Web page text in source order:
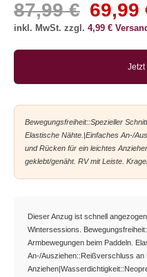
87,99 € 69,99
inkl. MwSt. zzgl. 4,99 €
Jetzt
Bewegungsfreiheit::Spezieller
Elastische Nähte.|Einfaches An-/
und Rücken für ein leichtes
geklebt/genäht. RV mit Leiste.
Dieser Anzug ist schnell
Wintersessions.
Armbewegungen beim Paddeln.
An-/Ausziehen::Reißverschluss an